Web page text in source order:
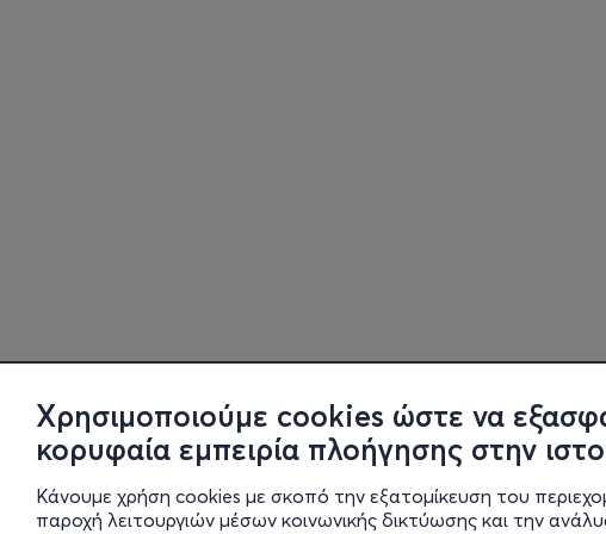
Χρησιμοποιούμε cookies ώστε να
κορυφαία εμπειρία πλοήγησης στην
Κάνουμε χρήση cookies με σκοπό την εξατομίκευση του
παροχή λειτουργιών μέσων κοινωνικής δικτύωσης και την